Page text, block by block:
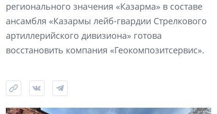
регионального значения «Казарма» в составе
ансамбля «Казармы лейб-гвардии Стрелкового
артиллерийского дивизиона» готова
восстановить компания «Геокомпозитсервис».